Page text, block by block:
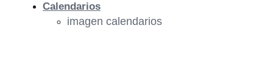
Calendarios
imagen calendarios